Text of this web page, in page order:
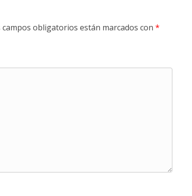
campos obligatorios están marcados con *